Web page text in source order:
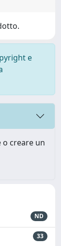
e
creare un
ND
33